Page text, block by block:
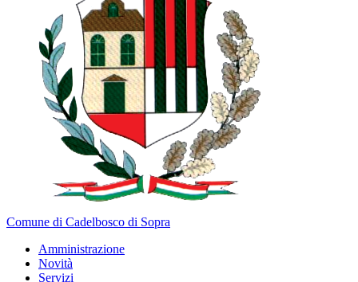
Comune di Cadelbosco di Sopra
Amministrazione
Novità
Servizi